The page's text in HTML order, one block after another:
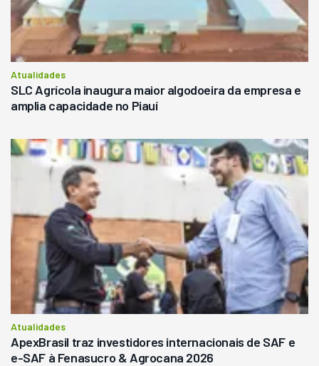
Atualidades
SLC Agrícola inaugura maior algodoeira da empresa e
amplia capacidade no Piauí
Atualidades
ApexBrasil traz investidores internacionais de SAF e
e-SAF à Fenasucro & Agrocana 2026